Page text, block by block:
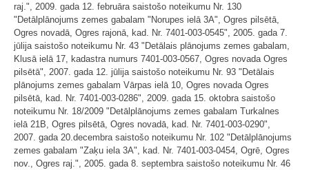
raj.", 2009. gada 12. februāra saistošo noteikumu Nr. 130
"Detālplānojums zemes gabalam "Norupes ielā 3A", Ogres pilsētā,
Ogres novadā, Ogres rajonā, kad. Nr. 7401-003-0545", 2005. gada 7.
jūlija saistošo noteikumu Nr. 43 "Detālais plānojums zemes gabalam,
Klusā ielā 17, kadastra numurs 7401-003-0567, Ogres novada Ogres
pilsētā", 2007. gada 12. jūlija saistošo noteikumu Nr. 93 "Detālais
plānojums zemes gabalam Vārpas ielā 10, Ogres novada Ogres
pilsētā, kad. Nr. 7401-003-0286", 2009. gada 15. oktobra saistošo
noteikumu Nr. 18/2009 "Detālplānojums zemes gabalam Turkalnes
ielā 21B, Ogres pilsētā, Ogres novadā, kad. Nr. 7401-003-0290",
2007. gada 20.decembra saistošo noteikumu Nr. 102 "Detālplānojums
zemes gabalam "Zaķu iela 3A", kad. Nr. 7401-003-0454, Ogrē, Ogres
nov., Ogres raj.", 2005. gada 8. septembra saistošo noteikumu Nr. 46